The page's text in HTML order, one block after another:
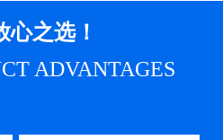
之选！
ADVANTAGES